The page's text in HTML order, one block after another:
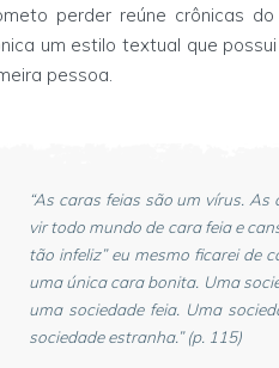
perder reúne crônicas
um estilo textual que
pessoa.
“As caras feias são um vírus.
vir todo mundo de cara feia e
tão infeliz” eu mesmo ficarei de
uma única cara bonita. Uma
uma sociedade feia. Uma
sociedade estranha.” (p. 115)